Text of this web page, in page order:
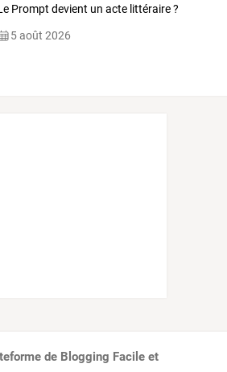
Prompt devient un acte littéraire ?
5 août 2026
de Blogging Facile et